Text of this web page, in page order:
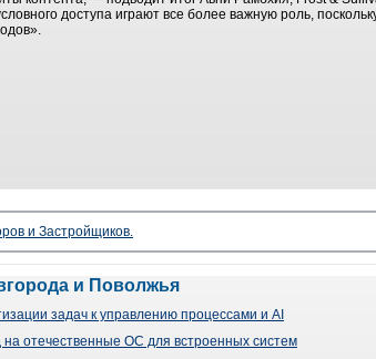
доступа играют все более важную роль,
и Застройщиков.
и Поволжья
задач к управлению процессами и AI
отечественные ОС для встроенных систем